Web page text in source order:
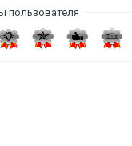
пользователя